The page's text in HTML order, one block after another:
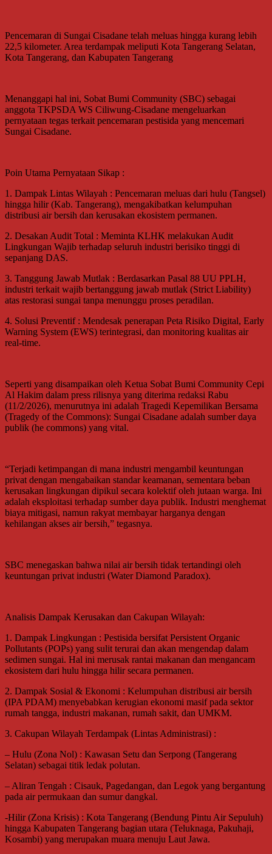
Pencemaran di Sungai Cisadane telah meluas hingga kurang lebih
22,5 kilometer. Area terdampak meliputi Kota Tangerang Selatan,
Kota Tangerang, dan Kabupaten Tangerang
Menanggapi hal ini, Sobat Bumi Community (SBC) sebagai
anggota TKPSDA WS Ciliwung-Cisadane mengeluarkan
pernyataan tegas terkait pencemaran pestisida yang mencemari
Sungai Cisadane.
Poin Utama Pernyataan Sikap :
1. Dampak Lintas Wilayah : Pencemaran meluas dari hulu (Tangsel)
hingga hilir (Kab. Tangerang), mengakibatkan kelumpuhan
distribusi air bersih dan kerusakan ekosistem permanen.
2. Desakan Audit Total : Meminta KLHK melakukan Audit
Lingkungan Wajib terhadap seluruh industri berisiko tinggi di
sepanjang DAS.
3. Tanggung Jawab Mutlak : Berdasarkan Pasal 88 UU PPLH,
industri terkait wajib bertanggung jawab mutlak (Strict Liability)
atas restorasi sungai tanpa menunggu proses peradilan.
4. Solusi Preventif : Mendesak penerapan Peta Risiko Digital, Early
Warning System (EWS) terintegrasi, dan monitoring kualitas air
real-time.
Seperti yang disampaikan oleh Ketua Sobat Bumi Community Cepi
Al Hakim dalam press rilisnya yang diterima redaksi Rabu
(11/2/2026), menurutnya ini adalah Tragedi Kepemilikan Bersama
(Tragedy of the Commons): Sungai Cisadane adalah sumber daya
publik (he commons) yang vital.
“Terjadi ketimpangan di mana industri mengambil keuntungan
privat dengan mengabaikan standar keamanan, sementara beban
kerusakan lingkungan dipikul secara kolektif oleh jutaan warga. Ini
adalah eksploitasi terhadap sumber daya publik. Industri menghemat
biaya mitigasi, namun rakyat membayar harganya dengan
kehilangan akses air bersih,” tegasnya.
SBC menegaskan bahwa nilai air bersih tidak tertandingi oleh
keuntungan privat industri (Water Diamond Paradox).
Analisis Dampak Kerusakan dan Cakupan Wilayah:
1. Dampak Lingkungan : Pestisida bersifat Persistent Organic
Pollutants (POPs) yang sulit terurai dan akan mengendap dalam
sedimen sungai. Hal ini merusak rantai makanan dan mengancam
ekosistem dari hulu hingga hilir secara permanen.
2. Dampak Sosial & Ekonomi : Kelumpuhan distribusi air bersih
(IPA PDAM) menyebabkan kerugian ekonomi masif pada sektor
rumah tangga, industri makanan, rumah sakit, dan UMKM.
3. Cakupan Wilayah Terdampak (Lintas Administrasi) :
– Hulu (Zona Nol) : Kawasan Setu dan Serpong (Tangerang
Selatan) sebagai titik ledak polutan.
– Aliran Tengah : Cisauk, Pagedangan, dan Legok yang bergantung
pada air permukaan dan sumur dangkal.
-Hilir (Zona Krisis) : Kota Tangerang (Bendung Pintu Air Sepuluh)
hingga Kabupaten Tangerang bagian utara (Teluknaga, Pakuhaji,
Kosambi) yang merupakan muara menuju Laut Jawa.